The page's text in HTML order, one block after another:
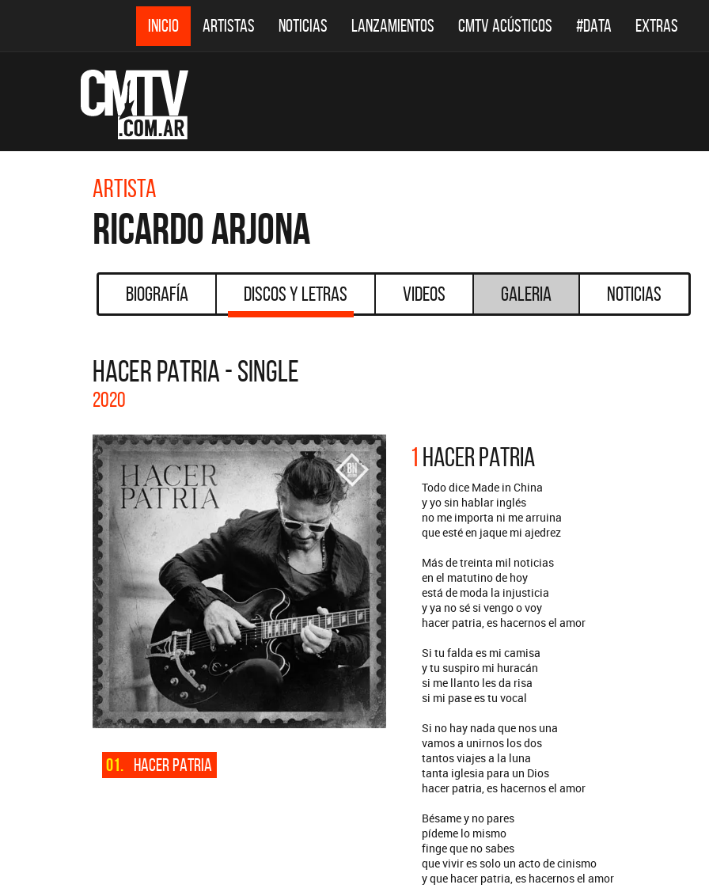
INICIO ARTISTAS NOTICIAS LANZAMIENTOS CMTV ACÚSTICOS #DATA EXTRAS
Artista
Ricardo Arjona
Biografía Discos y Letras Videos Galeria Noticias
HACER PATRIA - SINGLE
2020
01. HACER PATRIA
1 HACER PATRIA
Todo dice Made in China
y yo sin hablar inglés
no me importa ni me arruina
que esté en jaque mi ajedrez
Más de treinta mil noticias
en el matutino de hoy
está de moda la injusticia
y ya no sé si vengo o voy
hacer patria, es hacernos el amor
Si tu falda es mi camisa
y tu suspiro mi huracán
si me llanto les da risa
si mi pase es tu vocal
Si no hay nada que nos una
vamos a unirnos los dos
tantos viajes a la luna
tanta iglesia para un Dios
hacer patria, es hacernos el amor
Bésame y no pares
pídeme lo mismo
finge que no sabes
que vivir es solo un acto de cinismo
y que hacer patria, es hacernos el amor
DESTACADOS DESTACADOS